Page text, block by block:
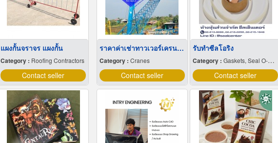
แผงกั้นจราจร แผงกั้น
Category : Roofing Contractors
Contact seller
ราคาค่าเช่าทาวเวอร์เครน และเดอริคเครน
Category : Cranes
Contact seller
รับทำซีลโอริง
Category : Gaskets, Seal O-Ring and Oil Seals
Contact seller